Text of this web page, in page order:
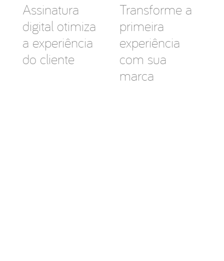
Assinatura
digital otimiza
a experiência
do cliente
Transforme a
primeira
experiência
com sua
marca